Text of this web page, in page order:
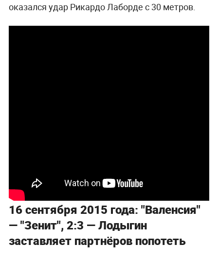
оказался удар Рикардо Лаборде с 30 метров.
16 сентября 2015 года: "Валенсия"
— "Зенит", 2:3 — Лодыгин
заставляет партнёров попотеть